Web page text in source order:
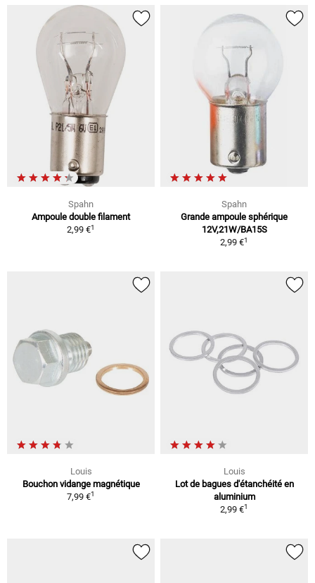
Spahn
Ampoule double filament
2,99 €1
Spahn
Grande ampoule sphérique
12V,21W/BA15S
2,99 €1
Louis
Bouchon vidange magnétique
7,99 €1
Louis
Lot de bagues d'étanchéité en
aluminium
2,99 €1